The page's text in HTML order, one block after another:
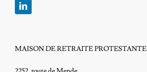
MAISON DE RETRAITE PROTESTANTE